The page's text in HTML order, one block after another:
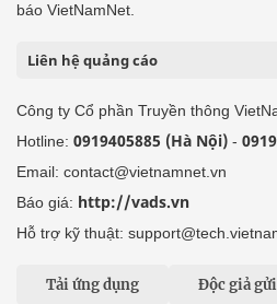
báo VietNamNet.
Liên hệ quảng cáo
Công ty Cổ phần Truyền thông
Hotline: 0919405885 (Hà Nội) -
Email: contact@vietnamnet.vn
Báo giá: http://vads.vn
Hỗ trợ kỹ thuật:
Tải ứng dụng Độc giả